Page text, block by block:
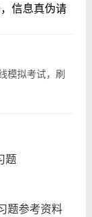
信息真伪请
模拟考试，刷
题
题参考资料